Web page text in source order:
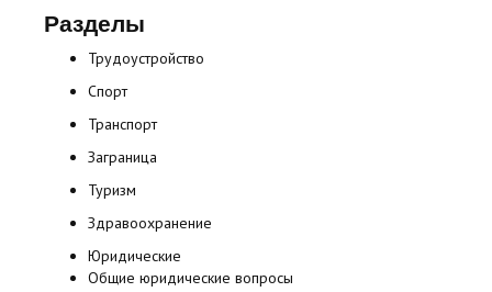
Разделы
Трудоустройство
Спорт
Транспорт
Заграница
Туризм
Здравоохранение
Юридические
Общие юридические вопросы